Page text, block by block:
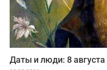
Даты и люди: 8 августа